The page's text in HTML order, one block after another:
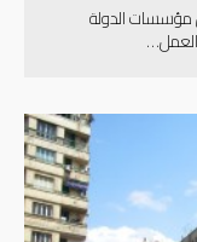
الدولة